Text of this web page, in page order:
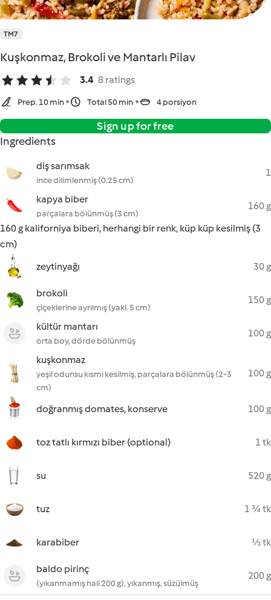
TM7
Kuşkonmaz, Brokoli ve Mantarlı Pilav
3.4 8 ratings
Prep. 10 min Total 50 min 4 porsiyon
Sign up for free
Ingredients
diş sarımsak
ince dilimlenmiş (0.25 cm)
1
kapya biber
parçalara bölünmüş (3 cm)
160 g
160 g kaliforniya biberi, herhangi bir renk, küp küp kesilmiş (3
cm)
zeytinyağı
30 g
brokoli
çiçeklerine ayrılmış (yakl. 5 cm)
150 g
kültür mantarı
orta boy, dörde bölünmüş
100 g
kuşkonmaz
yeşil odunsu kısmı kesilmiş, parçalara bölünmüş (2-3
cm)
100 g
doğranmış domates, konserve 100 g
toz tatlı kırmızı biber (optional) 1 tk
su 520 g
tuz 1 ¾ tk
karabiber ½ tk
baldo pirinç
(yıkanmamış hali 200 g), yıkanmış, süzülmüş
200 g